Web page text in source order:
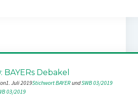
BAYERs Debakel
1. Juli 2019Stichwort BAYER und SWB 03/2019
03/2019